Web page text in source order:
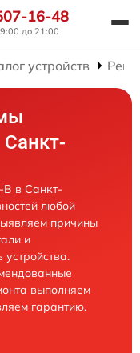
16-48
до 21:00
устройств
Санкт-
B в Санкт-
любой
причины
и
устройства.
выполняем
гарантию.